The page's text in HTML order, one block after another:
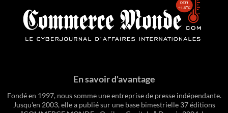
En savoir d'avantage
Fondé en 1997, nous somme une entreprise de presse indépendante.
Jusqu'en 2003, elle a publié sur une base bimestrielle 37 éditions